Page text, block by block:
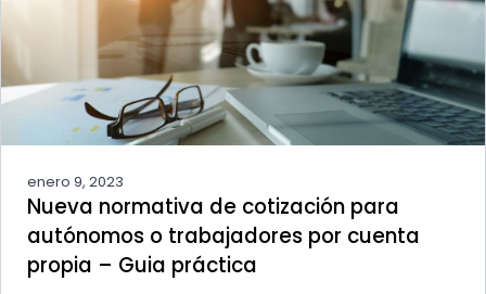
enero 9, 2023
Nueva normativa de cotización para
autónomos o trabajadores por cuenta
propia – Guia práctica